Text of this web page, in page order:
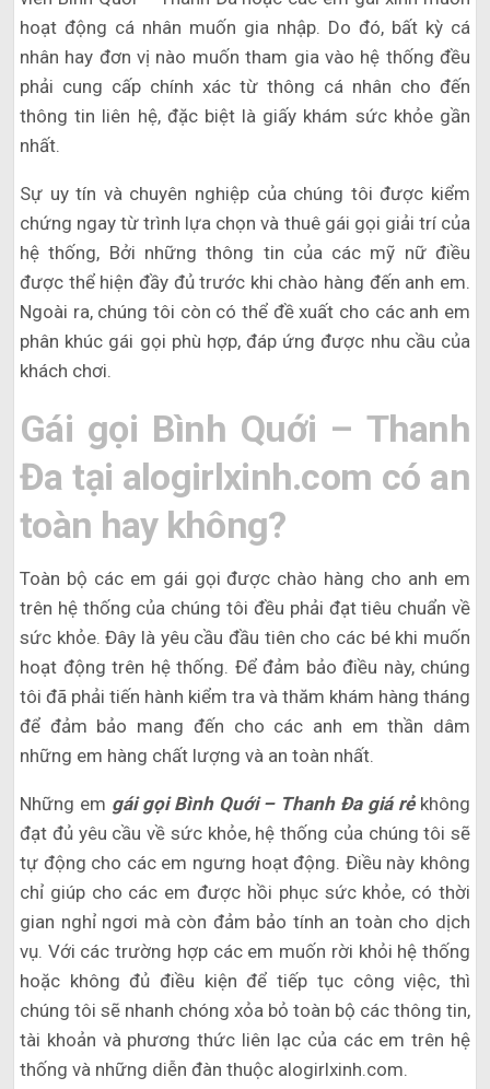
hoạt động cá nhân muốn gia nhập. Do đó, bất kỳ cá
nhân hay đơn vị nào muốn tham gia vào hệ thống đều
phải cung cấp chính xác từ thông cá nhân cho đến
thông tin liên hệ, đặc biệt là giấy khám sức khỏe gần
nhất.
Sự uy tín và chuyên nghiệp của chúng tôi được kiểm
chứng ngay từ trình lựa chọn và thuê gái gọi giải trí của
hệ thống, Bởi những thông tin của các mỹ nữ điều
được thể hiện đầy đủ trước khi chào hàng đến anh em.
Ngoài ra, chúng tôi còn có thể đề xuất cho các anh em
phân khúc gái gọi phù hợp, đáp ứng được nhu cầu của
khách chơi.
Gái gọi Bình Quới – Thanh
Đa tại alogirlxinh.com có an
toàn hay không?
Toàn bộ các em gái gọi được chào hàng cho anh em
trên hệ thống của chúng tôi đều phải đạt tiêu chuẩn về
sức khỏe. Đây là yêu cầu đầu tiên cho các bé khi muốn
hoạt động trên hệ thống. Để đảm bảo điều này, chúng
tôi đã phải tiến hành kiểm tra và thăm khám hàng tháng
để đảm bảo mang đến cho các anh em thần dâm
những em hàng chất lượng và an toàn nhất.
Những em gái gọi Bình Quới – Thanh Đa giá rẻkhông
đạt đủ yêu cầu về sức khỏe, hệ thống của chúng tôi sẽ
tự động cho các em ngưng hoạt động. Điều này không
chỉ giúp cho các em được hồi phục sức khỏe, có thời
gian nghỉ ngơi mà còn đảm bảo tính an toàn cho dịch
vụ. Với các trường hợp các em muốn rời khỏi hệ thống
hoặc không đủ điều kiện để tiếp tục công việc, thì
chúng tôi sẽ nhanh chóng xỏa bỏ toàn bộ các thông tin,
tài khoản và phương thức liên lạc của các em trên hệ
thống và những diễn đàn thuộc alogirlxinh.com.